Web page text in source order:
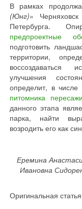
В рамках
(Юнг)»
Петербурга.
предпроектные
подготовить
территории,
воссоздаваться
улучшения
определит, в числе
питомника
данного этапа
парка, найти
возродить его как
Еремина
Ивановна
Оригинальная